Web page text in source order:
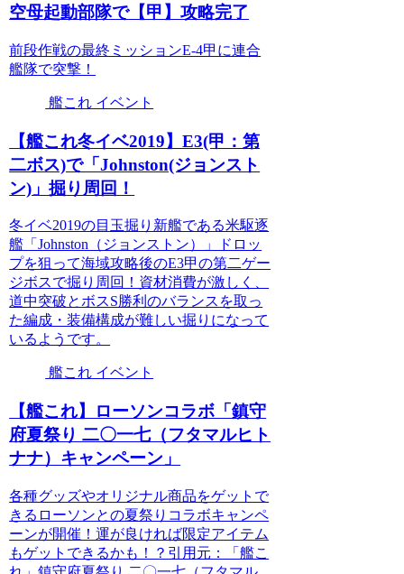
空母起動部隊で【甲】攻略完了
前段作戦の最終ミッションE-4甲に連合
艦隊で突撃！
艦これ イベント
【艦これ冬イベ2019】E3(甲：第
二ボス)で「Johnston(ジョンスト
ン)」掘り周回！
冬イベ2019の目玉掘り新艦である米駆逐
艦「Johnston（ジョンストン）」ドロッ
プを狙って海域攻略後のE3甲の第二ゲー
ジボスで掘り周回！資材消費が激しく、
道中突破とボスS勝利のバランスを取っ
た編成・装備構成が難しい掘りになって
いるようです。
艦これ イベント
【艦これ】ローソンコラボ「鎮守
府夏祭り 二〇一七（フタマルヒト
ナナ）キャンペーン」
各種グッズやオリジナル商品をゲットで
きるローソンとの夏祭りコラボキャンペ
ーンが開催！運が良ければ限定アイテム
もゲットできるかも！？引用元：「艦こ